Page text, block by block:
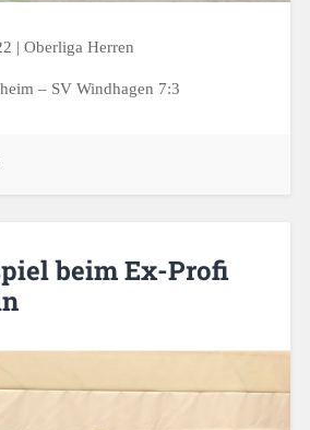
| Oberliga Herren
– SV Windhagen 7:3
beim Ex-Profi